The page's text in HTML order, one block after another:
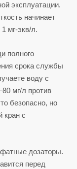
эксплуатации.
начинает
мг-экв/л.
полного
срока службы
воду с
мг/л против
безопасно, но
кран с
дозаторы.
перед